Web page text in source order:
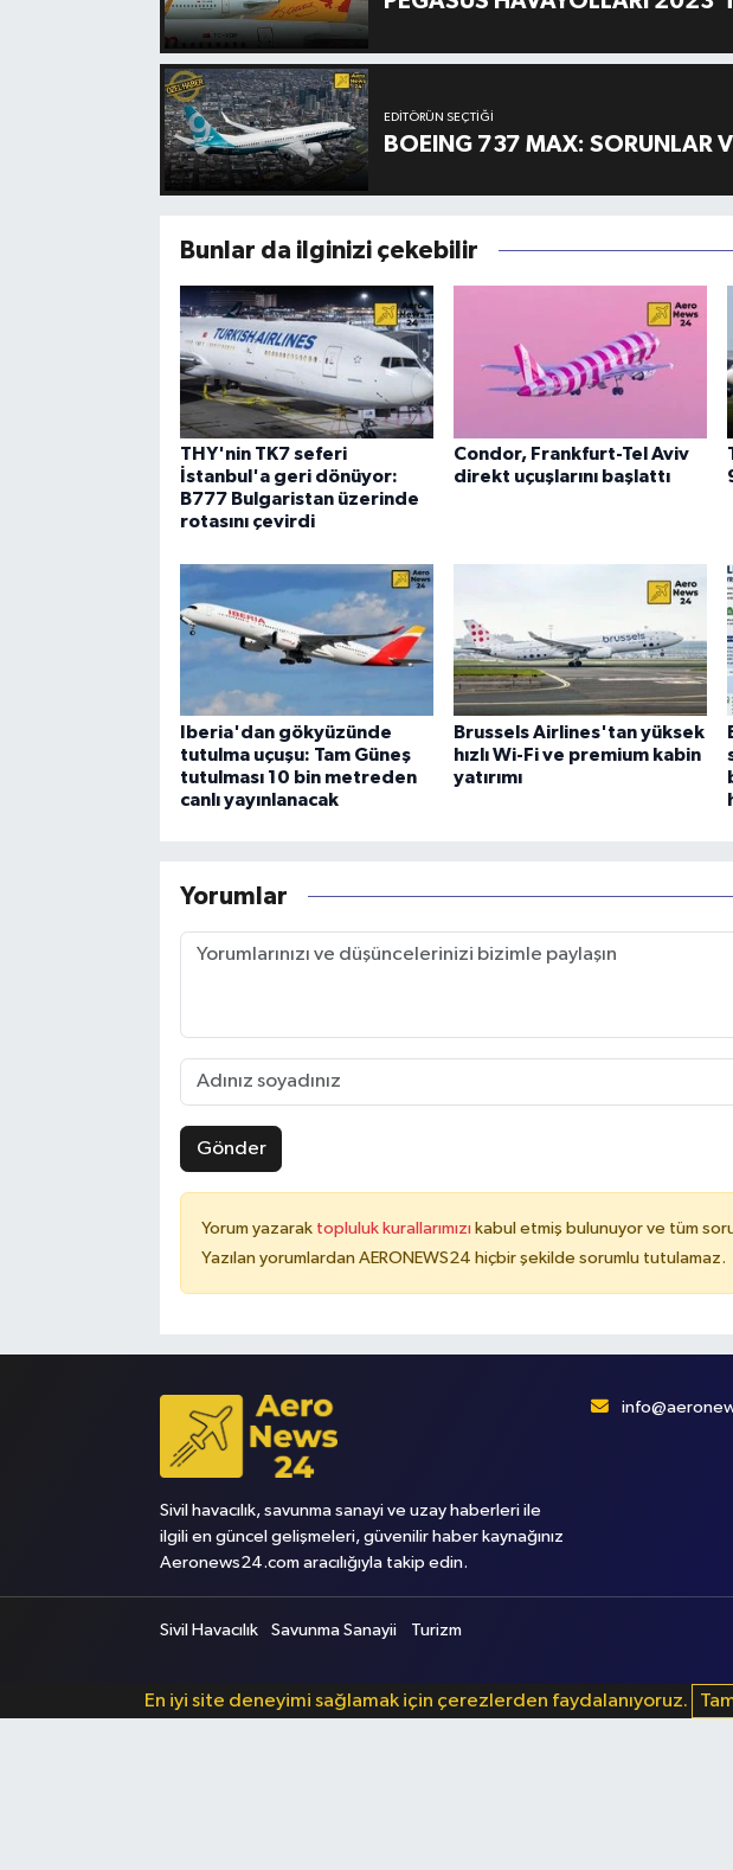
EDITÖRÜN SEÇTIĞI
BOEING 737 MAX: SORUNLAR
Bunlar da ilginizi çekebilir
THY'nin TK7 seferi
İstanbul'a geri dönüyor:
B777 Bulgaristan üzerinde
rotasını çevirdi
Condor, Frankfurt-Tel Aviv
direkt uçuşlarını başlattı
Iberia'dan gökyüzünde
tutulma uçuşu: Tam Güneş
tutulması 10 bin metreden
canlı yayınlanacak
Brussels Airlines'tan yüksek
hızlı Wi-Fi ve premium kabin
yatırımı
Yorumlar
Gönder
Yorum yazarak topluluk kurallarımızı kabul etmiş bulunuyor ve tüm
Yazılan yorumlardan AERONEWS24 hiçbir şekilde sorumlu tutulamaz.
Sivil havacılık, savunma sanayi ve uzay haberleri ile
ilgili en güncel gelişmeleri, güvenilir haber kaynağınız
Aeronews24.com aracılığıyla takip edin.
Sivil Havacılık Savunma Sanayii Turizm
En iyi site deneyimi sağlamak için çerezlerden faydalanıyoruz.